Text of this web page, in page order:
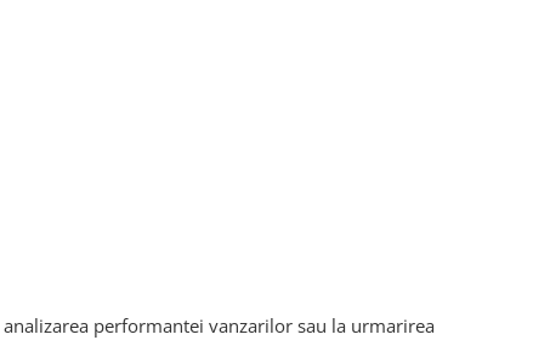
performantei vanzarilor sau la urmarirea